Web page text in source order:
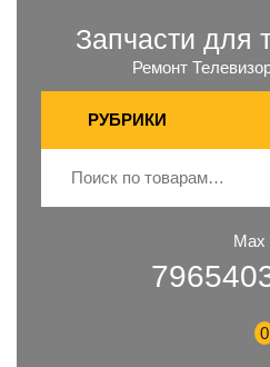
Запчасти для
Ремонт
РУБРИКИ
Max
0